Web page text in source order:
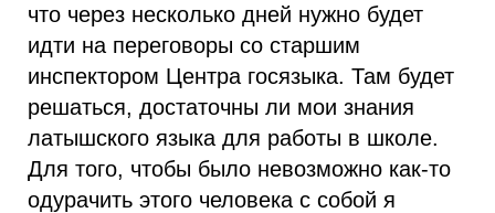
что через несколько дней нужно будет
идти на переговоры со старшим
инспектором Центра госязыка. Там будет
решаться, достаточны ли мои знания
латышского языка для работы в школе.
Для того, чтобы было невозможно как-то
одурачить этого человека с собой я